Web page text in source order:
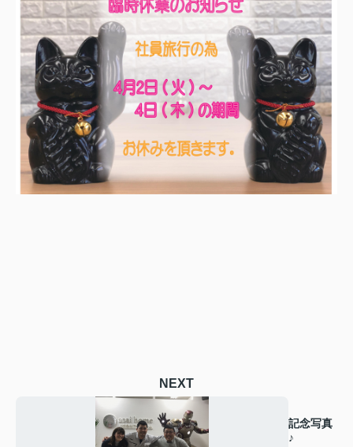
NEXT
記念写真
♪